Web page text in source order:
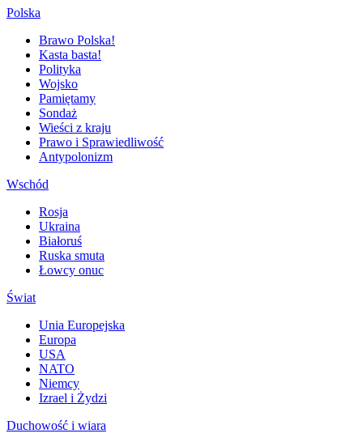
Polska
Brawo Polska!
Kasta basta!
Polityka
Wojsko
Pamiętamy
Sondaż
Wieści z kraju
Prawo i Sprawiedliwość
Antypolonizm
Wschód
Rosja
Ukraina
Białoruś
Ruska smuta
Łowcy onuc
Świat
Unia Europejska
Europa
USA
NATO
Niemcy
Izrael i Żydzi
Duchowość i wiara